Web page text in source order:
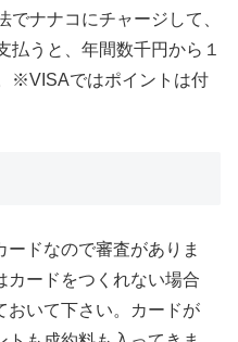
ナナコにチャージして、
払うと、年間数千円から１
※VISAではポイントは付
ドなので審査がありま
カードをつくれない場合
おいて下さい。カードが